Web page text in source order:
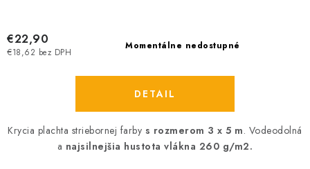
Momentálne nedostupné
€18,62 bez DPH
€22,90
DETAIL
Krycia plachta striebornej farby s rozmerom 3 x 5 m. Vodeodolná
a najsilnejšia hustota vlákna 260 g/m2.